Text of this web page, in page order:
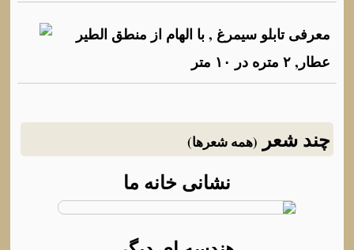
معرفی تابلو سیمرغ , با الهام از منطق الطیر
عطار, ۲ متره در ۱۰ متر
چند شعر (همه شعرها)
نشانی خانه ما